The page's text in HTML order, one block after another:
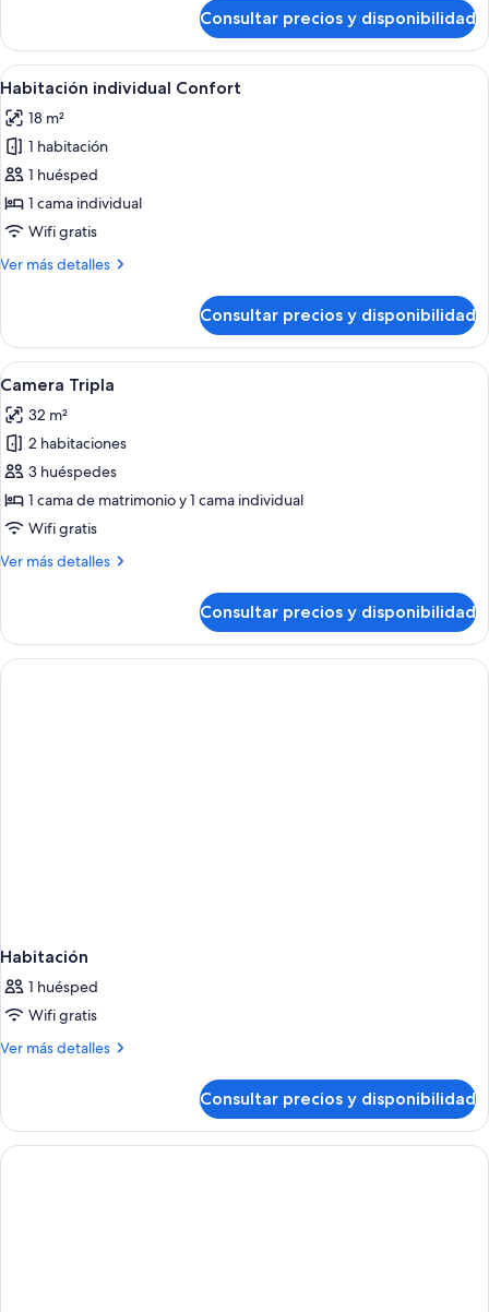
Deluxe
Consultar precios y disponibilidad
Abrir
todas
las
fotos
de
Habitación
individual
Edredones de plumas, minibar, caja
2
Habitación individual Confort
18 m²
1 habitación
1 huésped
1 cama individual
Wifi gratis
Ver más detalles
Más
individual
Confort
Consultar precios y disponibilidad
Abrir
todas
las
fotos
de
Camera
Tripla
Habitación de hotel con cama,
3
Camera Tripla
32 m²
2 habitaciones
3 huéspedes
1 cama de matrimonio y 1 cama individual
Wifi gratis
Ver más detalles
Más
Tripla
Consultar precios y disponibilidad
Habitación
1 huésped
Wifi gratis
Ver más detalles
Más
Consultar precios y disponibilidad